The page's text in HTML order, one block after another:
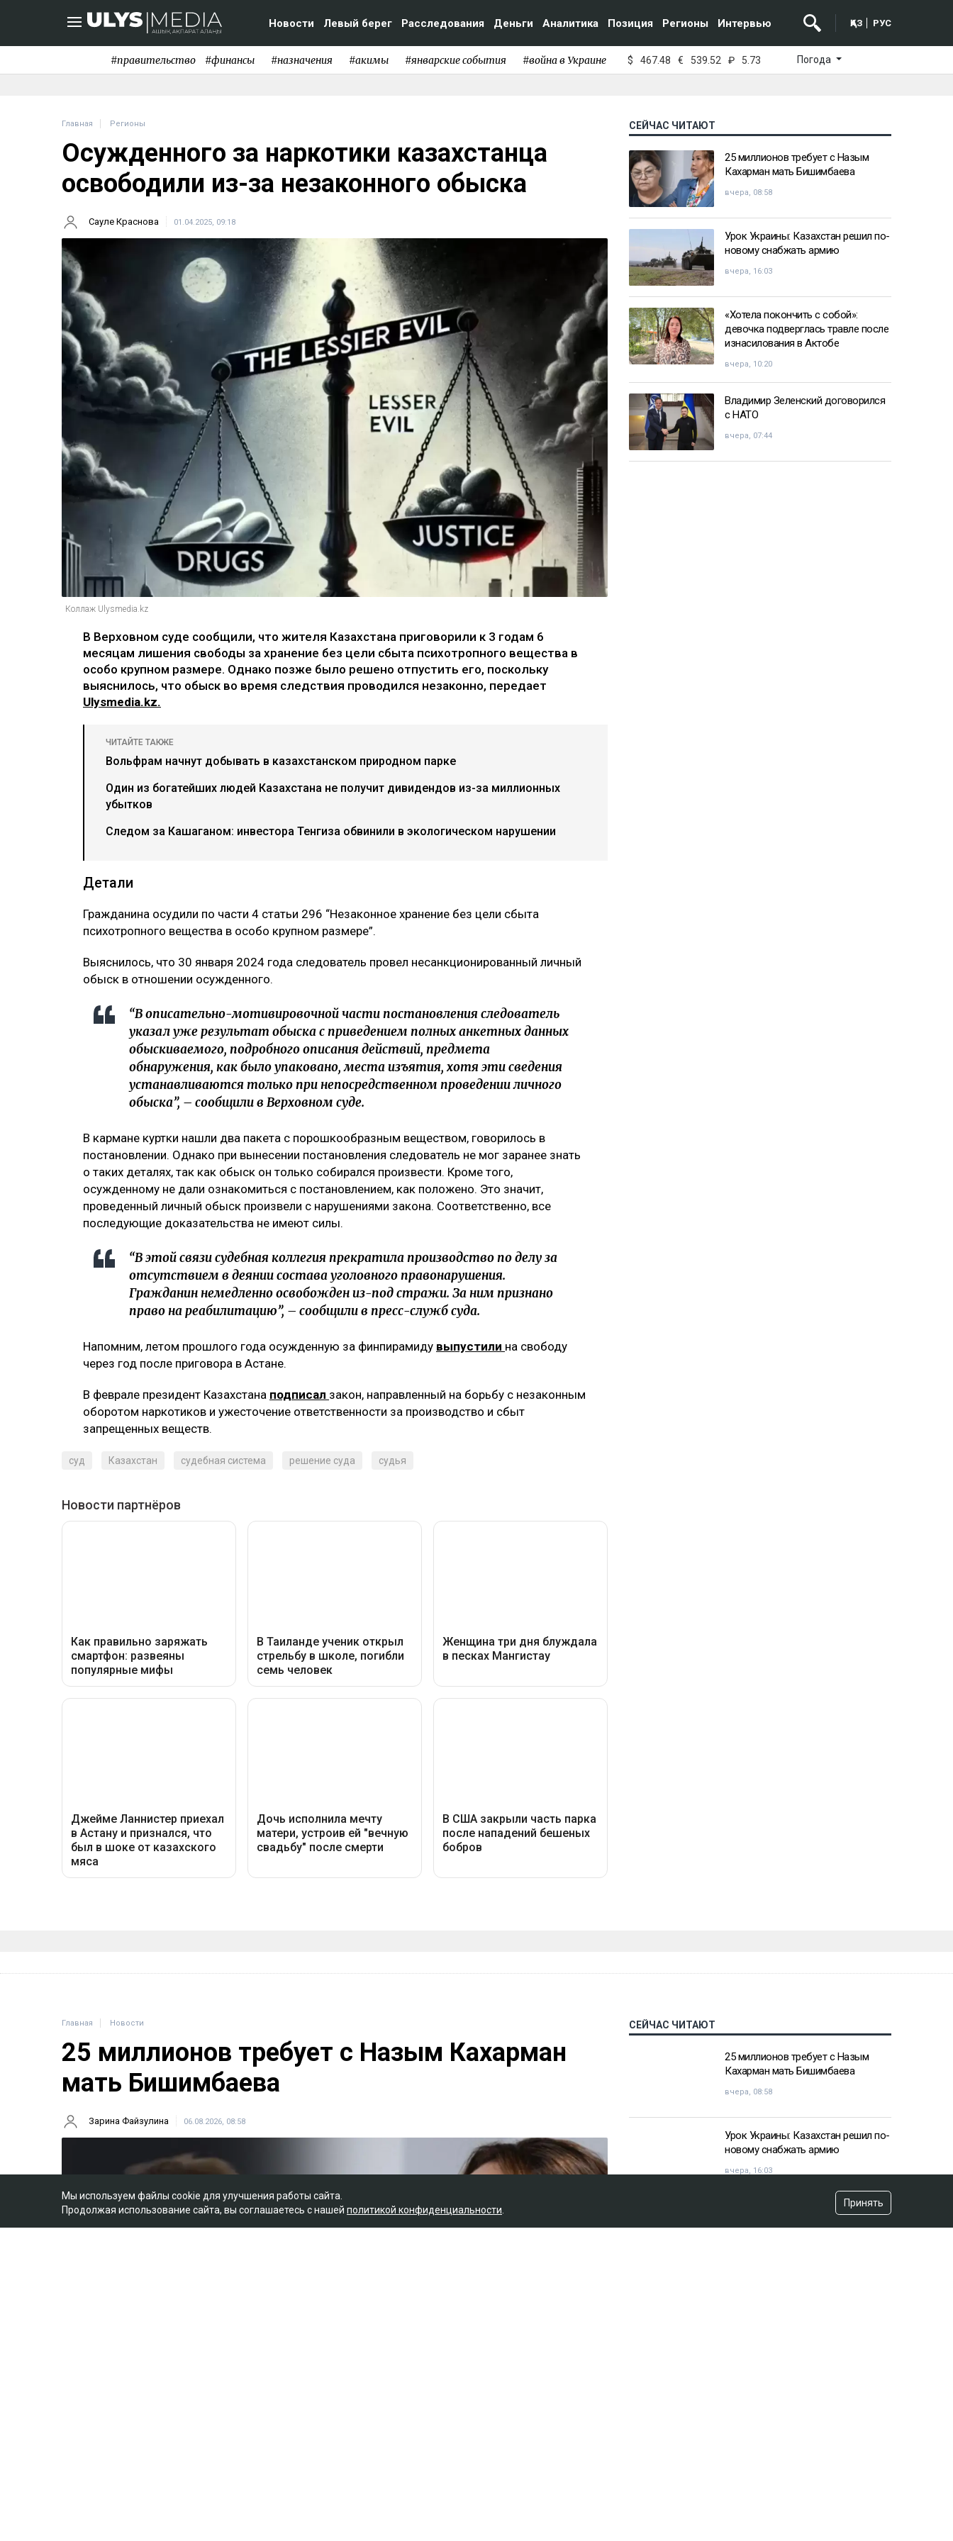
Новости Левый берег Расследования Деньги Аналитика Позиция Регионы Интервью ҚАЗ РУС
#правительство #финансы #назначения #акимы #январские события #война в Украине $ 467.48 € 539.52 ₽ 5.73 Погода
Главная Регионы
Осужденного за наркотики казахстанца
освободили из-за незаконного обыска
Сауле Краснова 01.04.2025, 09:18
Коллаж Ulysmedia.kz
В Верховном суде сообщили, что жителя Казахстана приговорили к 3 годам 6
месяцам лишения свободы за хранение без цели сбыта психотропного вещества в
особо крупном размере. Однако позже было решено отпустить его, поскольку
выяснилось, что обыск во время следствия проводился незаконно, передает
Ulysmedia.kz.
ЧИТАЙТЕ ТАКЖЕ
Вольфрам начнут добывать в казахстанском природном парке
Один из богатейших людей Казахстана не получит дивидендов из-за миллионных
убытков
Следом за Кашаганом: инвестора Тенгиза обвинили в экологическом нарушении
Детали
Гражданина осудили по части 4 статьи 296 “Незаконное хранение без цели сбыта
психотропного вещества в особо крупном размере”.
Выяснилось, что 30 января 2024 года следователь провел несанкционированный личный
обыск в отношении осужденного.
“В описательно-мотивировочной части постановления следователь
указал уже результат обыска с приведением полных анкетных данных
обыскиваемого, подробного описания действий, предмета
обнаружения, как было упаковано, места изъятия, хотя эти сведения
устанавливаются только при непосредственном проведении личного
обыска”, – сообщили в Верховном суде.
В кармане куртки нашли два пакета с порошкообразным веществом, говорилось в
постановлении. Однако при вынесении постановления следователь не мог заранее знать
о таких деталях, так как обыск он только собирался произвести. Кроме того,
осужденному не дали ознакомиться с постановлением, как положено. Это значит,
проведенный личный обыск произвели с нарушениями закона. Соответственно, все
последующие доказательства не имеют силы.
“В этой связи судебная коллегия прекратила производство по делу за
отсутствием в деянии состава уголовного правонарушения.
Гражданин немедленно освобожден из-под стражи. За ним признано
право на реабилитацию”, – сообщили в пресс-служб суда.
Напомним, летом прошлого года осужденную за финпирамиду выпустили на свободу
через год после приговора в Астане.
В феврале президент Казахстана подписал закон, направленный на борьбу с незаконным
оборотом наркотиков и ужесточение ответственности за производство и сбыт
запрещенных веществ.
суд Казахстан судебная система решение суда судья
СЕЙЧАС ЧИТАЮТ
25 миллионов требует с Назым
Кахарман мать Бишимбаева
вчера, 08:58
Урок Украины: Казахстан решил по-
новому снабжать армию
вчера, 16:03
«Хотела покончить с собой»:
девочка подверглась травле после
изнасилования в Актобе
вчера, 10:20
Владимир Зеленский договорился
с НАТО
вчера, 07:44
Главная Новости
25 миллионов требует с Назым Кахарман
мать Бишимбаева
Зарина Файзулина 06.08.2026, 08:58
СЕЙЧАС ЧИТАЮТ
25 миллионов требует с Назым
Кахарман мать Бишимбаева
вчера, 08:58
Урок Украины: Казахстан решил по-
новому снабжать армию
вчера, 16:03
«Хотела покончить с собой»:
девочка подверглась травле после
Мы используем файлы cookie для улучшения работы сайта.
Продолжая использование сайта, вы соглашаетесь с нашей политикой конфиденциальности
Принять